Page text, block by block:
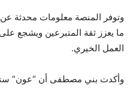
وتوفر المنصة معلومات محدثة عن
ما يعزز ثقة المتبرعين ويشجع
العمل الخيري.
وأكدت بني مصطفى أن “عون”